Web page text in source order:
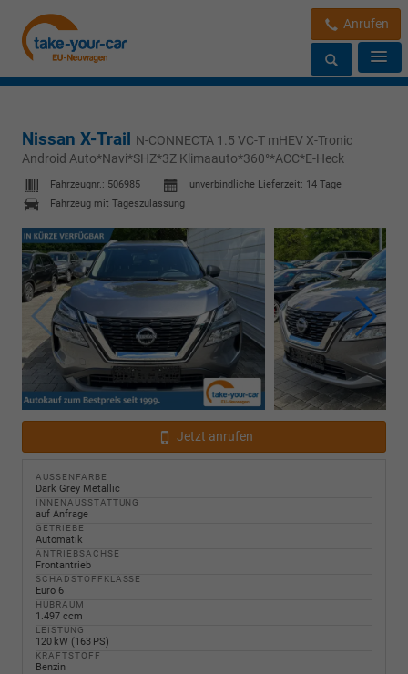
Anrufen
Nissan X-Trail N-CONNECTA 1.5 VC-T mHEV X-Tronic
Android Auto*Navi*SHZ*3Z Klimaauto*360°*ACC*E-Heck
Fahrzeugnr.: 506985 unverbindliche Lieferzeit: 14 Tage
Fahrzeug mit Tageszulassung
Jetzt anrufen
AUSSENFARBE
Dark Grey Metallic
INNENAUSSTATTUNG
auf Anfrage
GETRIEBE
Automatik
ANTRIEBSACHSE
Frontantrieb
SCHADSTOFFKLASSE
Euro 6
HUBRAUM
1.497 ccm
LEISTUNG
120 kW (163 PS)
KRAFTSTOFF
Benzin